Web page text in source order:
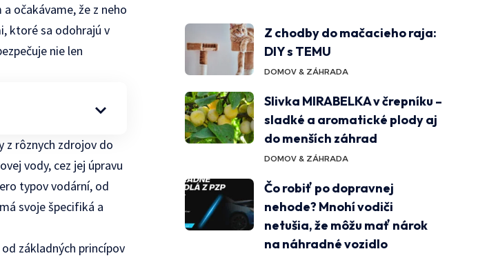
očakávame, že z neho
ktoré sa odohrajú v
nie len
z rôznych zdrojov do
vody, cez jej úpravu
typov vodární, od
svoje špecifiká a
základných princípov
Z chodby do mačacieho raja:
DIY s TEMU
DOMOV & ZÁHRADA
Slivka MIRABELKA v črepníku –
sladké a aromatické plody aj
do menších záhrad
DOMOV & ZÁHRADA
Čo robiť po dopravnej
nehode? Mnohí vodiči
netušia, že môžu mať nárok
na náhradné vozidlo